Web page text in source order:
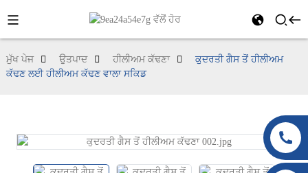
ਮੁੱਖ ਪੇਜ ਉਤਪਾਦ ਹੀਲੀਅਮ ਕੱਢਣਾ
ਕੁਦਰਤੀ ਗੈਸ ਤੋਂ ਹੀਲੀਅਮ
ਕੱਢਣ ਲਈ ਹੀਲੀਅਮ ਕੱਢਣ ਵਾਲਾ ਸਕਿਡ